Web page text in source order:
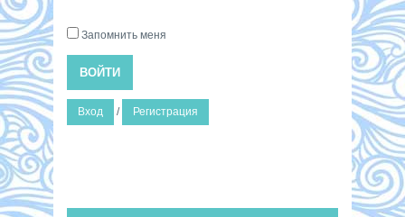
Запомнить меня
ВОЙТИ
Вход / Регистрация